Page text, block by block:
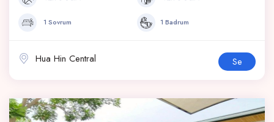
1 Sovrum 1 Badrum
Hua Hin Central Se